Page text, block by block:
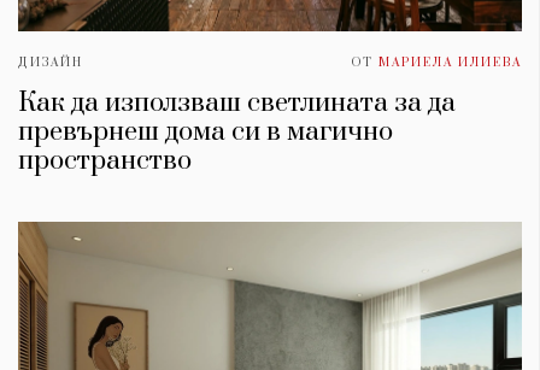
ДИЗАЙН ОТ МАРИЕЛА ИЛИЕВА
Как да използваш светлината за да
превърнеш дома си в магично
пространство